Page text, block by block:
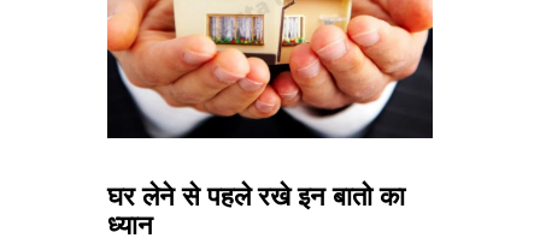
घर लेने से पहले रखे इन बातो का
ध्यान